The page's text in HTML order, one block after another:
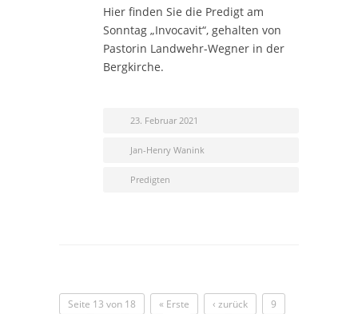
Hier finden Sie die Predigt am
Sonntag „Invocavit“, gehalten von
Pastorin Landwehr-Wegner in der
Bergkirche.
23. Februar 2021
Jan-Henry Wanink
Predigten
Seite 13 von 18 « Erste ‹ zurück
9